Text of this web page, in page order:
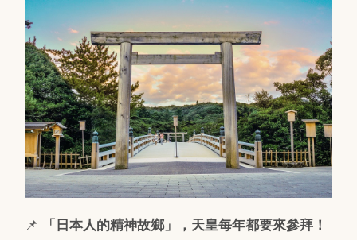
📌 「日本人的精神故鄉」，天皇每年都要來參拜！